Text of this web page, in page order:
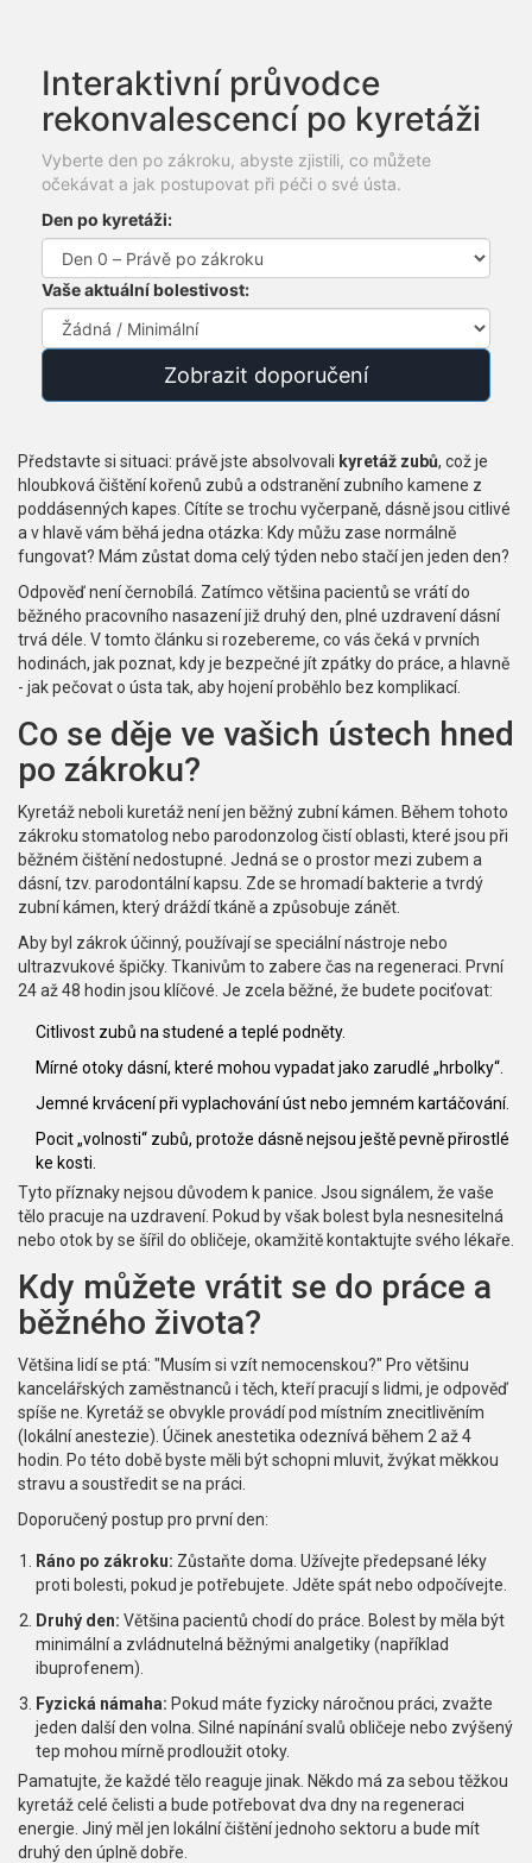
Interaktivní průvodce
rekonvalescencí po kyretáži
Vyberte den po zákroku, abyste zjistili, co můžete
očekávat a jak postupovat při péči o své ústa.
Den po kyretáži:
Vaše aktuální bolestivost:
Zobrazit doporučení
Představte si situaci: právě jste absolvovali kyretáž zubů, což je
hloubková čištění kořenů zubů a odstranění zubního kamene z
poddásenných kapes . Cítíte se trochu vyčerpaně, dásně jsou citlivé
a v hlavě vám běhá jedna otázka: Kdy můžu zase normálně
fungovat? Mám zůstat doma celý týden nebo stačí jen jeden den?
Odpověď není černobílá. Zatímco většina pacientů se vrátí do
běžného pracovního nasazení již druhý den, plné uzdravení dásní
trvá déle. V tomto článku si rozebereme, co vás čeká v prvních
hodinách, jak poznat, kdy je bezpečné jít zpátky do práce, a hlavně
- jak pečovat o ústa tak, aby hojení proběhlo bez komplikací.
Co se děje ve vašich ústech hned
po zákroku?
Kyretáž neboli kuretáž není jen běžný zubní kámen. Během tohoto
zákroku stomatolog nebo parodonzolog čistí oblasti, které jsou při
běžném čištění nedostupné. Jedná se o prostor mezi zubem a
dásní, tzv. parodontální kapsu. Zde se hromadí bakterie a tvrdý
zubní kámen, který dráždí tkáně a způsobuje zánět.
Aby byl zákrok účinný, používají se speciální nástroje nebo
ultrazvukové špičky. Tkanivům to zabere čas na regeneraci. První
24 až 48 hodin jsou klíčové. Je zcela běžné, že budete pociťovat:
Citlivost zubů na studené a teplé podněty.
Mírné otoky dásní, které mohou vypadat jako zarudlé „hrbolky“.
Jemné krvácení při vyplachování úst nebo jemném kartáčování.
Pocit „volnosti“ zubů, protože dásně nejsou ještě pevně přirostlé
ke kosti.
Tyto příznaky nejsou důvodem k panice. Jsou signálem, že vaše
tělo pracuje na uzdravení. Pokud by však bolest byla nesnesitelná
nebo otok by se šířil do obličeje, okamžitě kontaktujte svého lékaře.
Kdy můžete vrátit se do práce a
běžného života?
Většina lidí se ptá: "Musím si vzít nemocenskou?" Pro většinu
kancelářských zaměstnanců i těch, kteří pracují s lidmi, je odpověď
spíše ne. Kyretáž se obvykle provádí pod místním znecitlivěním
(lokální anestezie). Účinek anestetika odeznívá během 2 až 4
hodin. Po této době byste měli být schopni mluvit, žvýkat měkkou
stravu a soustředit se na práci.
Doporučený postup pro první den:
Ráno po zákroku: Zůstaňte doma. Užívejte předepsané léky
proti bolesti, pokud je potřebujete. Jděte spát nebo odpočívejte.
Druhý den: Většina pacientů chodí do práce. Bolest by měla být
minimální a zvládnutelná běžnými analgetiky (například
ibuprofenem).
Fyzická námaha: Pokud máte fyzicky náročnou práci, zvažte
jeden další den volna. Silné napínání svalů obličeje nebo zvýšený
tep mohou mírně prodloužit otoky.
Pamatujte, že každé tělo reaguje jinak. Někdo má za sebou těžkou
kyretáž celé čelisti a bude potřebovat dva dny na regeneraci
energie. Jiný měl jen lokální čištění jednoho sektoru a bude mít
druhý den úplně dobře.